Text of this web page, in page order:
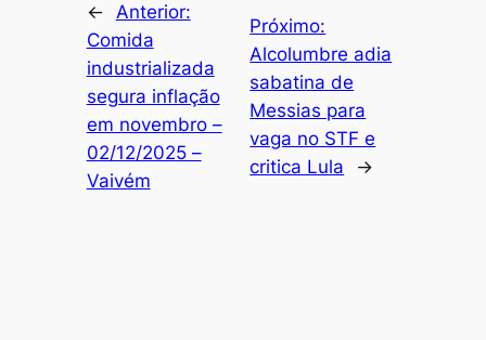
← Anterior:
Comida
industrializada
segura inflação
em novembro –
02/12/2025 –
Vaivém
Próximo:
Alcolumbre adia
sabatina de
Messias para
vaga no STF e
critica Lula
→